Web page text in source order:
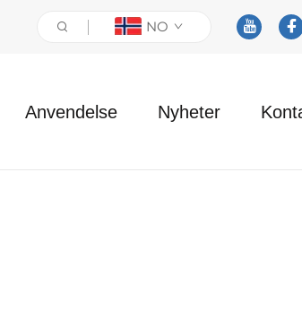
NO
Anvendelse Nyheter